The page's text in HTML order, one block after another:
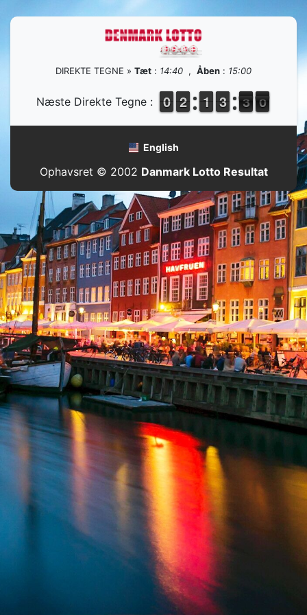
DIREKTE TEGNE » Tæt : 14:40 , Åben : 15:00
Næste Direkte Tegne : 9
9
0
0 1
1
2
2 1
1
1
1 2
2
3
3 3
2
2 0
9
9
English
Ophavsret © 2002 Danmark Lotto Resultat